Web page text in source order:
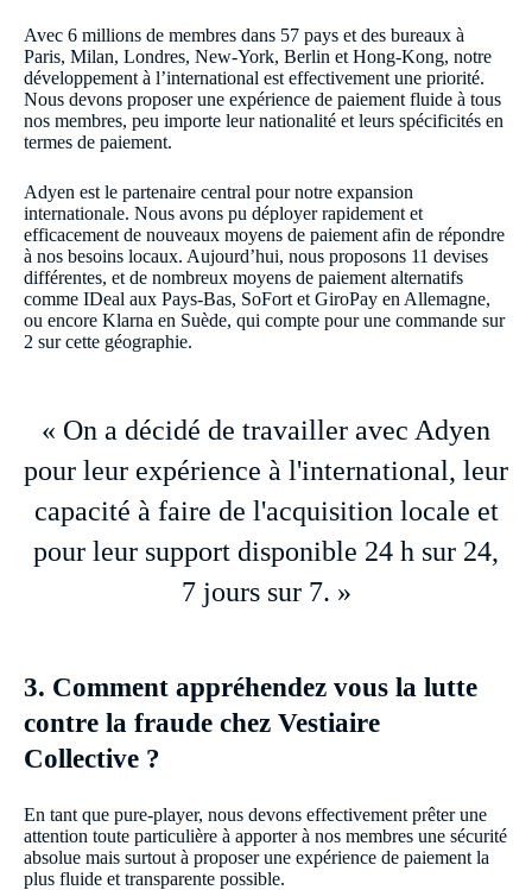
Avec 6 millions de membres dans 57 pays et des bureaux à
Paris, Milan, Londres, New-York, Berlin et Hong-Kong, notre
développement à l’international est effectivement une priorité.
Nous devons proposer une expérience de paiement fluide à tous
nos membres, peu importe leur nationalité et leurs spécificités en
termes de paiement.
Adyen est le partenaire central pour notre expansion
internationale. Nous avons pu déployer rapidement et
efficacement de nouveaux moyens de paiement afin de répondre
à nos besoins locaux. Aujourd’hui, nous proposons 11 devises
différentes, et de nombreux moyens de paiement alternatifs
comme IDeal aux Pays-Bas, SoFort et GiroPay en Allemagne,
ou encore Klarna en Suède, qui compte pour une commande sur
2 sur cette géographie.
« On a décidé de travailler avec Adyen
pour leur expérience à l'international, leur
capacité à faire de l'acquisition locale et
pour leur support disponible 24 h sur 24,
7 jours sur 7. »
3. Comment appréhendez vous la lutte
contre la fraude chez Vestiaire
Collective ?
En tant que pure-player, nous devons effectivement prêter une
attention toute particulière à apporter à nos membres une sécurité
absolue mais surtout à proposer une expérience de paiement la
plus fluide et transparente possible.